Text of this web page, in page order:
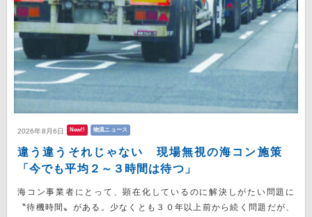
2026年8月6日 New!! 物流ニュース
違う違うそれじゃない 現場無視の海コン施策
「今でも平均２～３時間は待つ」
海コン事業者にとって、顕在化しているのに解決しがたい問題に
〝待機時間〟がある。少なくとも３０年以上前から続く問題だが、